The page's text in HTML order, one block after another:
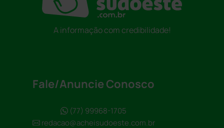
A informação com credibilidade!
Fale/Anuncie Conosco
(77) 99968-1705
redacao@acheisudoeste.com.br